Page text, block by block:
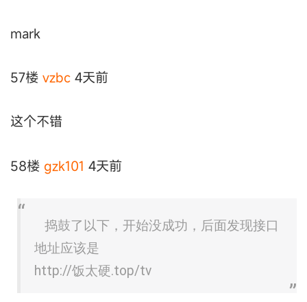
mark
57楼 vzbc 4天前
这个不错
58楼 gzk101 4天前
捣鼓了以下，开始没成功，后面发现接口
地址应该是
http://饭太硬.top/tv